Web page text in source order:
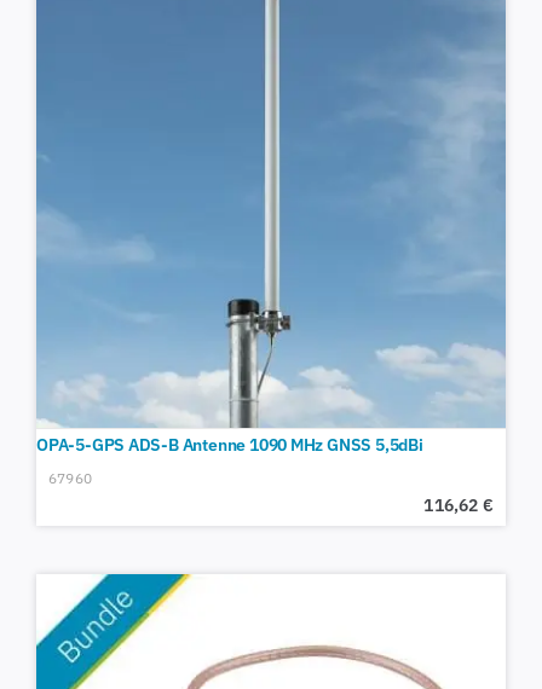
OPA-5-GPS ADS-B Antenne 1090 MHz GNSS 5,5dBi
67960
116,62 €